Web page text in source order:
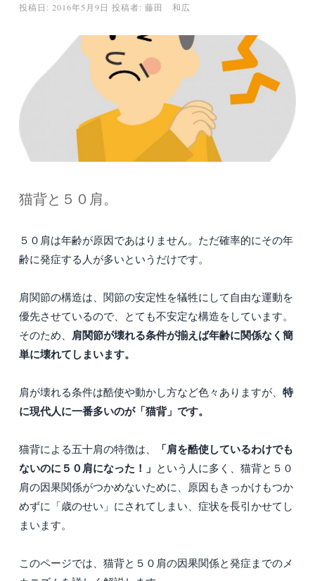
投稿日: 2016年5月9日 投稿者: 藤田 和広
猫背と５０肩。
５０肩は年齢が原因であはりません。ただ確率的にその年
齢に発症する人が多いというだけです。
肩関節の構造は、関節の安定性を犠牲にして自由な運動を
優先させているので、とても不安定な構造をしています。
そのため、 肩関節が壊れる条件が揃えば年齢に関係なく簡
単に壊れてしまいます。
肩が壊れる条件は酷使や動かし方など色々ありますが、 特
に現代人に一番多いのが「猫背」です。
猫背による五十肩の特徴は、
「肩を酷使しているわけでも
ないのに５０肩になった！」 という人に多く、猫背と５０
肩の因果関係がつかめないために、原因もきっかけもつか
めずに「歳のせい」にされてしまい、症状を長引かせてし
まいます。
このページでは、猫背と５０肩の因果関係と発症までのメ